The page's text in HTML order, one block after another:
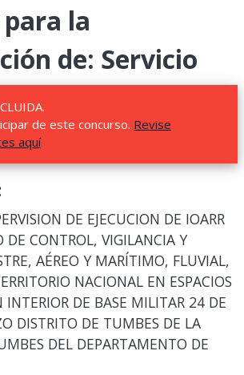
para la
de: Servicio
de este concurso. Revise
aquí
DE EJECUCION DE IOARR
DE CONTROL, VIGILANCIA Y
AÉREO Y MARÍTIMO, FLUVIAL,
NACIONAL EN ESPACIOS
INTERIOR DE BASE MILITAR 24 DE
DISTRITO DE TUMBES DE LA
DEL DEPARTAMENTO DE